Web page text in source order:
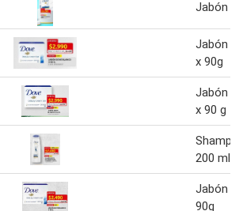
Jabón
Jabón
x 90g
Jabón
x 90 g
200 ml
Jabón
90g